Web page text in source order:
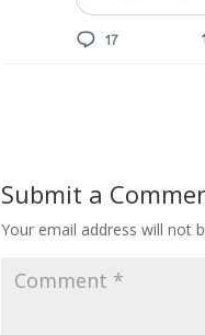
Submit a
Your email address will not